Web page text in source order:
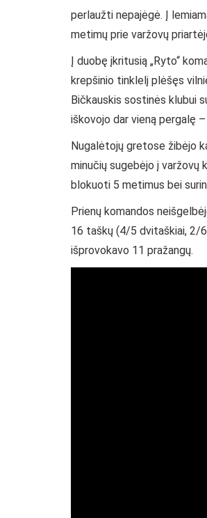
perlaužti nepajėgė. Į
metimų prie varžovų
Į duobę įkritusią „Ryto“
krepšinio tinklelį plėšęs
Bičkauskis sostinės klubui
iškovojo dar vieną pergalę –
Nugalėtojų gretose žibėjo
minučių sugebėjo į
blokuoti 5 metimus bei
Prienų komandos
16 taškų (4/5 dvitaškiai, 2/
išprovokavo 11 pražangų.